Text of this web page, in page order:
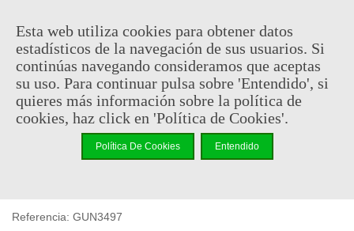
-
Añadir Al Carrito
Código QR Compartir
Al comprar este producto puedes juntar hasta32puntos de
Referencia: GUN3497
Esta web utiliza cookies para obtener datos
estadísticos de la navegación de sus usuarios. Si
continúas navegando consideramos que aceptas
su uso. Para continuar pulsa sobre 'Entendido', si
quieres más información sobre la política de
cookies, haz click en 'Política de Cookies'.
Política De Cookies Entendido